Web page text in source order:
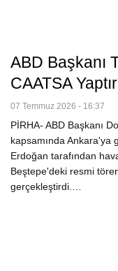
ABD Başkanı
CAATSA
07 Temmuz 2026 - 16:37
PİRHA- ABD Başkanı
kapsamında Ankara'ya
Erdoğan tarafından
Beştepe'deki resmi
gerçekleştirdi.…